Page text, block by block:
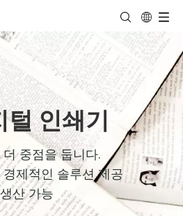
인쇄기
중점을 둡니다.
제적인 솔루션 제공
산 가능